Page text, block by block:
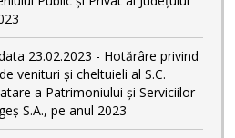
23.02.2023 - Hotărâre privind
venituri și cheltuieli al S.C.
a Patrimoniului și Serviciilor
S.A., pe anul 2023